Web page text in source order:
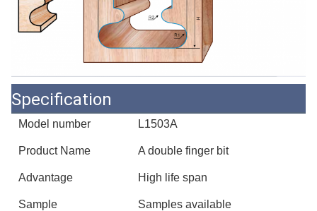
Specification
Model number L1503A
Product Name A double finger bit
Advantage High life span
Sample Samples available